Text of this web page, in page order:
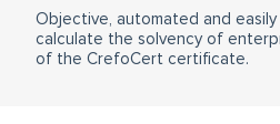
Objective, automated and
calculate the solvency of
of the CrefoCert certificate.